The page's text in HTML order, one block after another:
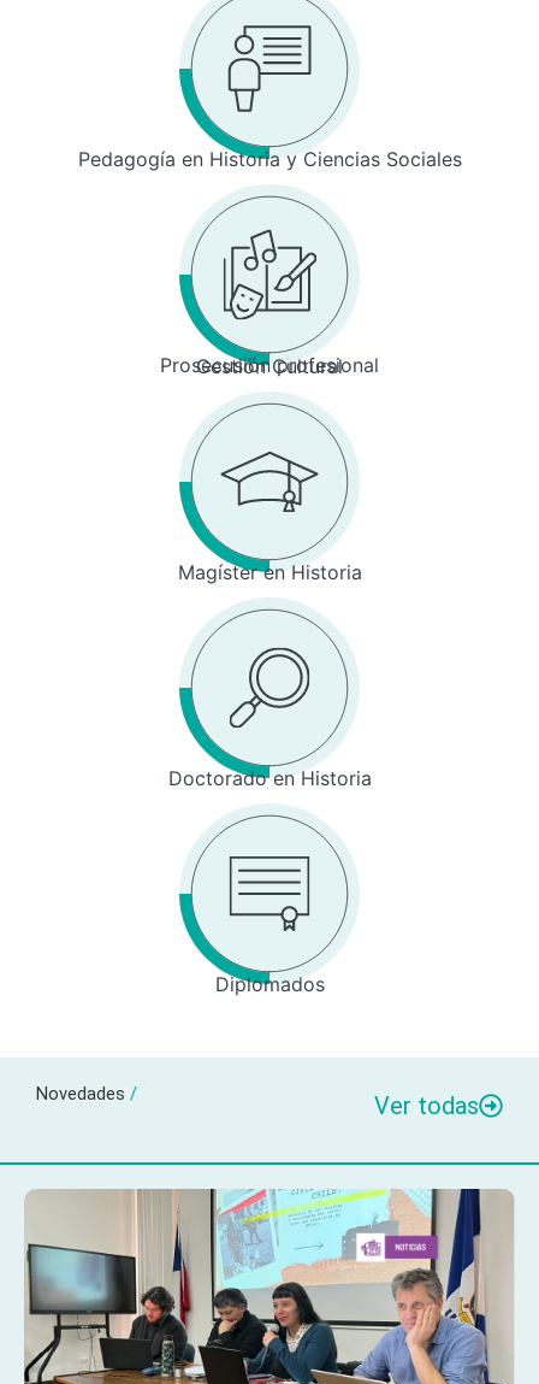
Pedagogía en Historia y Ciencias Sociales
Prosecusión profesional
Gestión Cultural
Magíster en Historia
Doctorado en Historia
Diplomados
Novedades / Ver todas